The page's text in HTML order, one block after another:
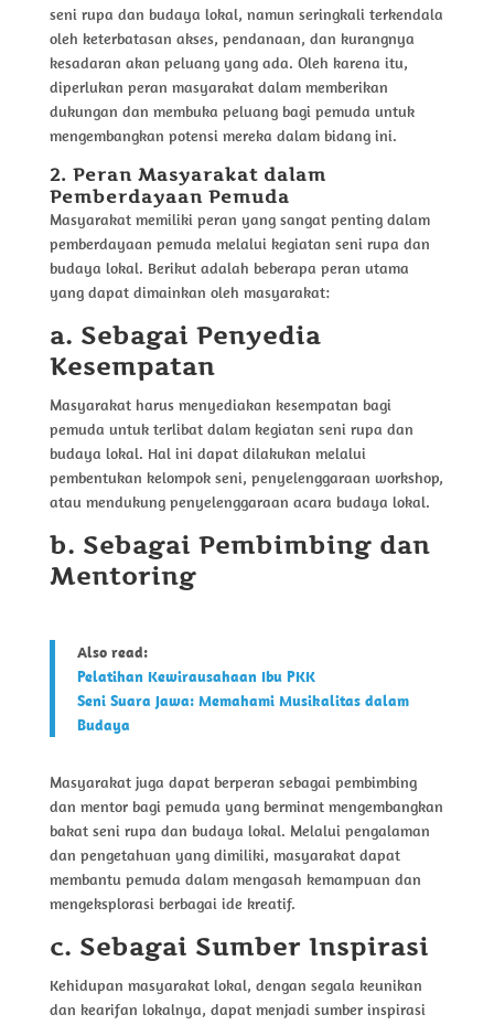
seni rupa dan budaya lokal, namun seringkali terkendala
oleh keterbatasan akses, pendanaan, dan kurangnya
kesadaran akan peluang yang ada. Oleh karena itu,
diperlukan peran masyarakat dalam memberikan
dukungan dan membuka peluang bagi pemuda untuk
mengembangkan potensi mereka dalam bidang ini.
2. Peran Masyarakat dalam
Pemberdayaan Pemuda
Masyarakat memiliki peran yang sangat penting dalam
pemberdayaan pemuda melalui kegiatan seni rupa dan
budaya lokal. Berikut adalah beberapa peran utama
yang dapat dimainkan oleh masyarakat:
a. Sebagai Penyedia
Kesempatan
Masyarakat harus menyediakan kesempatan bagi
pemuda untuk terlibat dalam kegiatan seni rupa dan
budaya lokal. Hal ini dapat dilakukan melalui
pembentukan kelompok seni, penyelenggaraan workshop,
atau mendukung penyelenggaraan acara budaya lokal.
b. Sebagai Pembimbing dan
Mentoring
Also read:
Pelatihan Kewirausahaan Ibu PKK
Seni Suara Jawa: Memahami Musikalitas dalam
Budaya
Masyarakat juga dapat berperan sebagai pembimbing
dan mentor bagi pemuda yang berminat mengembangkan
bakat seni rupa dan budaya lokal. Melalui pengalaman
dan pengetahuan yang dimiliki, masyarakat dapat
membantu pemuda dalam mengasah kemampuan dan
mengeksplorasi berbagai ide kreatif.
c. Sebagai Sumber Inspirasi
Kehidupan masyarakat lokal, dengan segala keunikan
dan kearifan lokalnya, dapat menjadi sumber inspirasi